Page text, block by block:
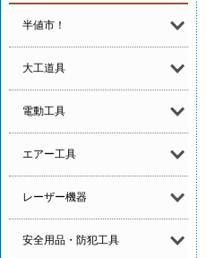
半値市！
大工道具
電動工具
エアー工具
レーザー機器
安全用品・防犯工具